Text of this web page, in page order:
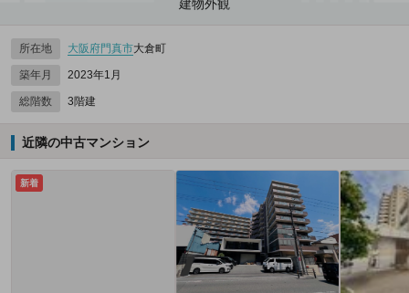
建物外観
所在地 大阪府門真市大倉町
築年月 2023年1月
総階数 3階建
近隣の中古マンション
新着